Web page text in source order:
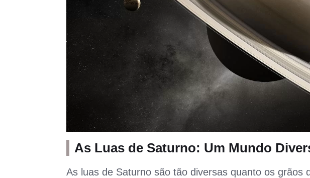
As Luas de Saturno: Um Mundo
As luas de Saturno são tão diversas quanto os grãos